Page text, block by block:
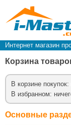
Интернет магазин
Корзина
В корзине покупок:
В избранном:
Основные